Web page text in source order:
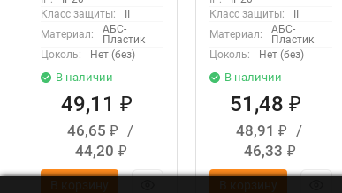
KDownRR7W4000K
Класс защиты:
Материал:
АБС-
Пластик
Цоколь:
Нет (без)
В наличии
49,11₽
46,65 ₽
/
44,20 ₽
KDownRR9W4000K
Класс защиты:
Материал:
АБС-
Пластик
Цоколь:
Нет (без)
В наличии
51,48₽
48,91 ₽
/
46,33 ₽